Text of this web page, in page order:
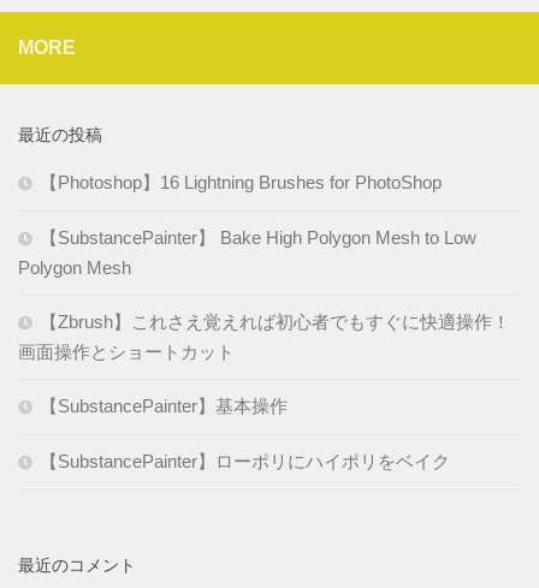
MORE
最近の投稿
【Photoshop】16 Lightning Brushes for PhotoShop
【SubstancePainter】 Bake High Polygon Mesh to Low
Polygon Mesh
【Zbrush】これさえ覚えれば初心者でもすぐに快適操作！
画面操作とショートカット
【SubstancePainter】基本操作
【SubstancePainter】ローポリにハイポリをベイク
最近のコメント